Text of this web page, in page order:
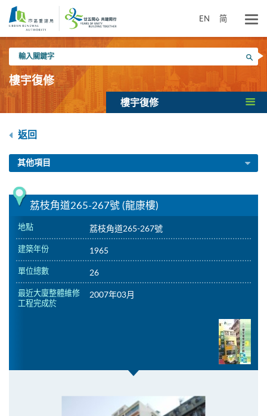
內
EN 简
入
關
鍵
搜尋
樓宇復修
樓宇復修
返回
其他項目
荔枝角道265-267號 (龍康樓)
地點 荔枝角道265-267號
建築年份 1965
單位總數 26
最近大廈整體維修
工程完成於
2007年03月